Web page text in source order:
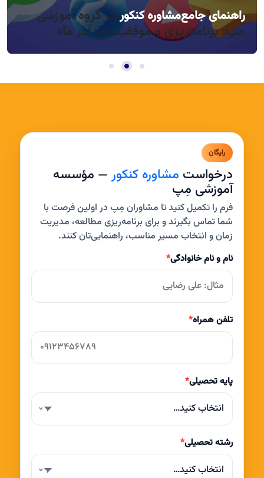
مدیریت خواب و بی‌حوصلگی در این فصل
راهنمای جامعمشاوره کنکوردر گروه آموزشی
مپ: برنامه‌ریزی و موفقیت در آذر ماه
راندمان بالا در روزهای کوتاه آذر، چطور؟
رایگان
درخواست مشاوره کنکور— مؤسسه
آموزشی مِپ
فرم را تکمیل کنید تا مشاوران مِپ در اولین فرصت با
شما تماس بگیرند و برای برنامه‌ریزی مطالعه، مدیریت
زمان و انتخاب مسیر مناسب، راهنمایی‌تان کنند.
نام و نام خانوادگی*
تلفن همراه*
پایه تحصیلی*
انتخاب کنید…
رشته تحصیلی*
انتخاب کنید…